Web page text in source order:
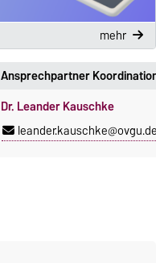
mehr
Ansprechpartner
Dr. Leander Kauschke